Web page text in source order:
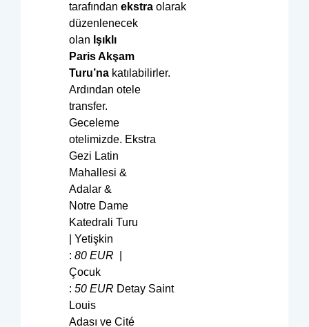
tarafından ekstra olarak
düzenlenecek
olan Işıklı
Paris Akşam
Turu’na katılabilirler.
Ardından otele
transfer.
Geceleme
otelimizde. Ekstra
Gezi Latin
Mahallesi &
Adalar &
Notre Dame
Katedrali Turu
| Yetişkin
: 80 EUR
Çocuk
: 50 EUR Detay Saint
Louis
Adası ve Cité